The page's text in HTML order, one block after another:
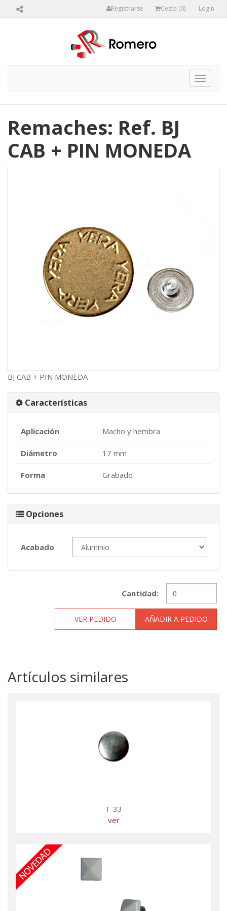
Registrarse Cesta (0) Login
Toggle
Remaches: Ref. BJ
CAB + PIN MONEDA
BJ CAB + PIN MONEDA
Características
Aplicación Macho y hembra
Diámetro 17 mm
Forma Grabado
Opciones
Acabado
Cantidad:
VER PEDIDO AÑADIR A PEDIDO
Artículos similares
T-33
ver